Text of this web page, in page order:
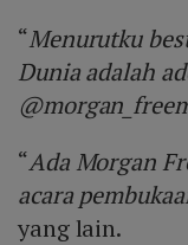
“Menurutku
Dunia adalah
“Ada Morgan
acara
yang lain.